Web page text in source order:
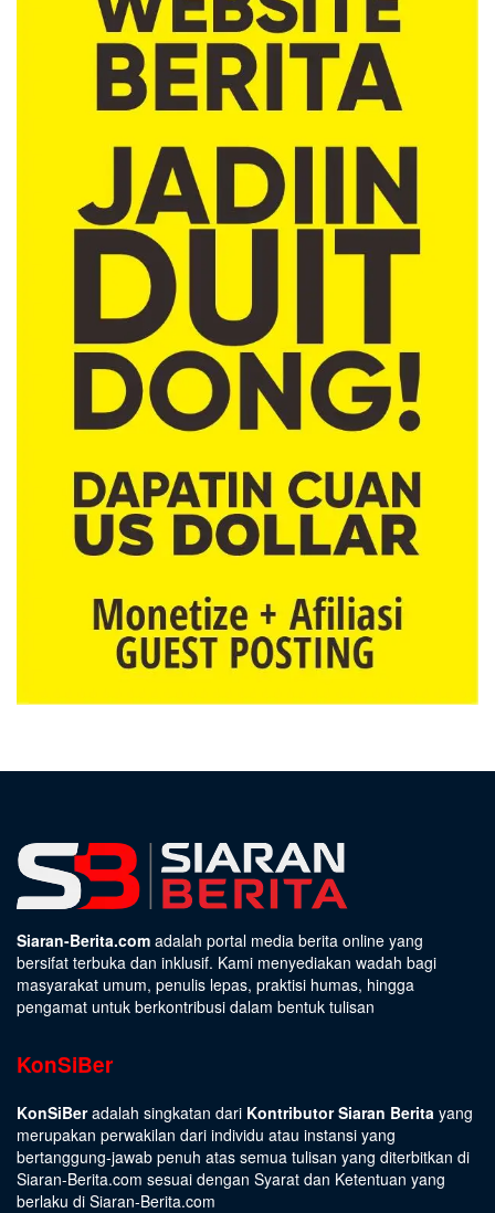
Siaran-Berita.com adalah portal media berita online yang
bersifat terbuka dan inklusif. Kami menyediakan wadah bagi
masyarakat umum, penulis lepas, praktisi humas, hingga
pengamat untuk berkontribusi dalam bentuk tulisan
KonSiBer
KonSiBeradalah singkatan dari Kontributor Siaran Berita yang
merupakan perwakilan dari individu atau instansi yang
bertanggung-jawab penuh atas semua tulisan yang diterbitkan di
Siaran-Berita.com sesuai dengan Syarat dan Ketentuan yang
berlaku di Siaran-Berita.com